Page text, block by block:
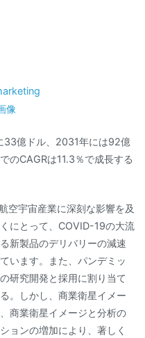
像
33億ドル、2031年には92億
のCAGRは11.3％で成長する
空宇宙産業に深刻な影響を及
にとって、COVID-19の大流
新製品のデリバリーの減速
います。また、パンデミッ
研究開発と採用に割り当て
。しかし、商業衛星イメー
商業衛星イメージと分析の
ョンの増加により、著しく